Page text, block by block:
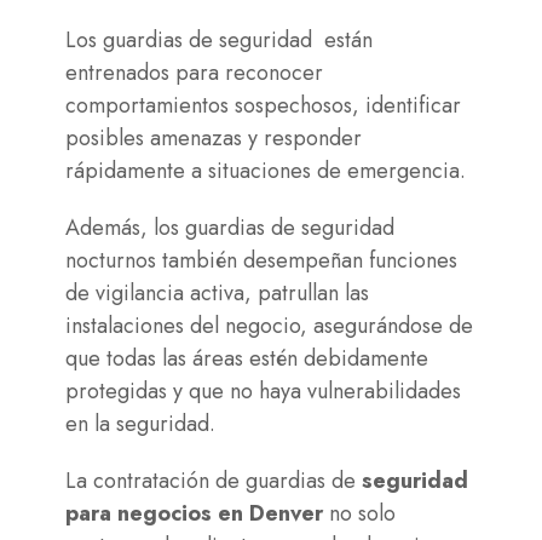
Los guardias de seguridad están
entrenados para reconocer
comportamientos sospechosos, identificar
posibles amenazas y responder
rápidamente a situaciones de emergencia.
Además, los guardias de seguridad
nocturnos también desempeñan funciones
de vigilancia activa, patrullan las
instalaciones del negocio, asegurándose de
que todas las áreas estén debidamente
protegidas y que no haya vulnerabilidades
en la seguridad.
La contratación de guardias de seguridad
para negocios en Denverno solo